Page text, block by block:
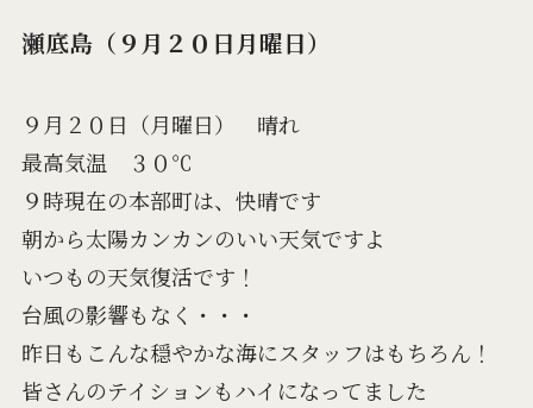
瀬底島（９月２０日月曜日）
９月２０日（月曜日） 晴れ
最高気温 ３０℃
９時現在の本部町は、快晴です
朝から太陽カンカンのいい天気ですよ
いつもの天気復活です！
台風の影響もなく・・・
昨日もこんな穏やかな海にスタッフはもちろん！
皆さんのテイションもハイになってました